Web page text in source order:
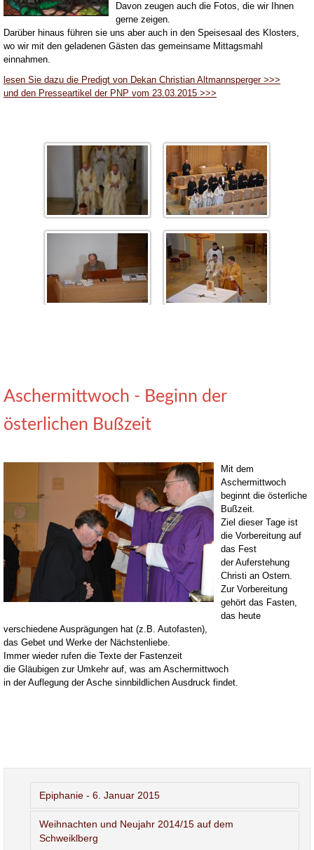
Davon zeugen auch die Fotos, die wir Ihnen
gerne zeigen.
Darüber hinaus führen sie uns aber auch in den Speisesaal des Klosters,
wo wir mit den geladenen Gästen das gemeinsame Mittagsmahl
einnahmen.
lesen Sie dazu die Predigt von Dekan Christian Altmannsperger >>>
und den Presseartikel der PNP vom 23.03.2015 >>>
Aschermittwoch - Beginn der
österlichen Bußzeit
Mit dem
Aschermittwoch
beginnt die österliche
Bußzeit.
Ziel dieser Tage ist
die Vorbereitung auf
das Fest
der Auferstehung
Christi an Ostern.
Zur Vorbereitung
gehört das Fasten,
das heute
verschiedene Ausprägungen hat (z.B. Autofasten),
das Gebet und Werke der Nächstenliebe.
Immer wieder rufen die Texte der Fastenzeit
die Gläubigen zur Umkehr auf, was am Aschermittwoch
in der Auflegung der Asche sinnbildlichen Ausdruck findet.
Epiphanie - 6. Januar 2015
Weihnachten und Neujahr 2014/15 auf dem
Schweiklberg